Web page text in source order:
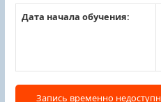
Дата начала обучения: